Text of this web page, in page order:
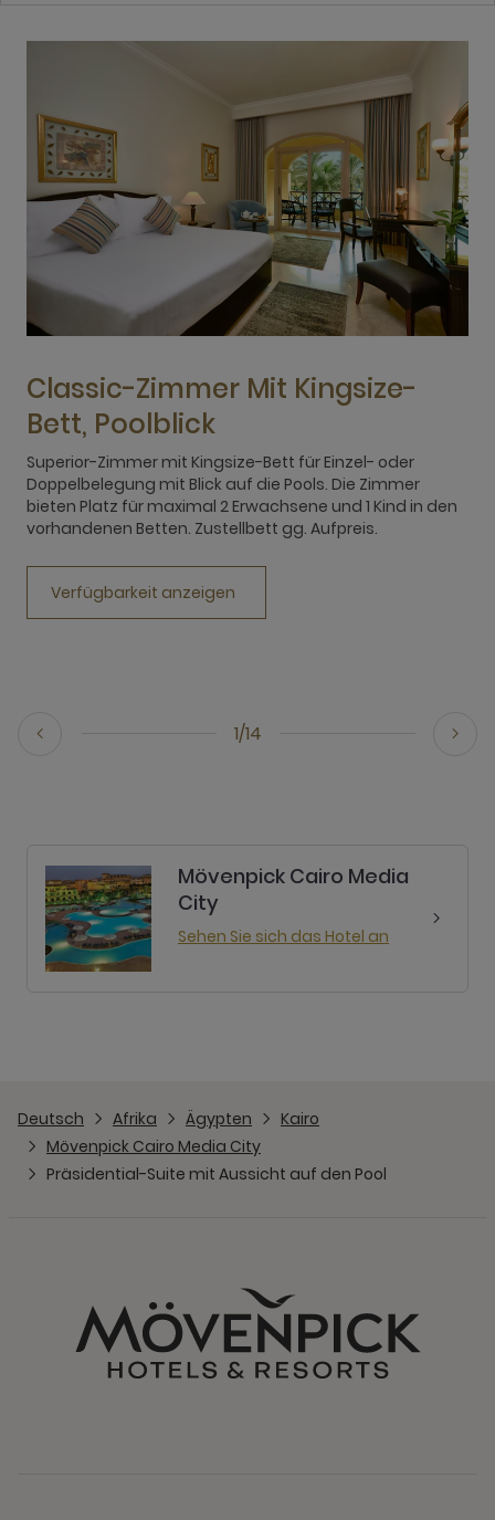
1/14
Classic-Zimmer Mit Kingsize-
Bett, Poolblick
Superior-Zimmer mit Kingsize-Bett für Einzel- oder
Doppelbelegung mit Blick auf die Pools. Die Zimmer
bieten Platz für maximal 2 Erwachsene und 1 Kind in den
vorhandenen Betten. Zustellbett gg. Aufpreis.
Verfügbarkeit anzeigen
Mövenpick Cairo Media
City
Sehen Sie sich das Hotel an
Deutsch Afrika Ägypten
Kairo
Mövenpick Cairo Media City
Präsidential-Suite mit Aussicht auf den Pool